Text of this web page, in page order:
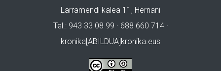
Larramendi kalea 11, Hernani
Tel.: 943 33 08 99 · 688 660 714 ·
kronika[ABILDUA]kronika.eus